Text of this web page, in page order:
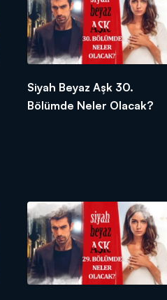
Siyah Beyaz Aşk 30.
Bölümde Neler Olacak?